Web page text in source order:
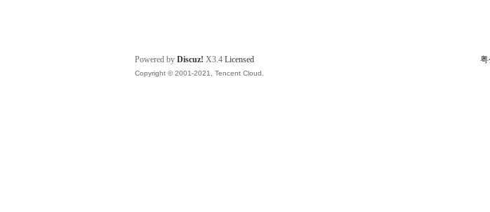
粤
Powered by Discuz! X3.4 Licensed
Copyright © 2001-2021, Tencent Cloud.